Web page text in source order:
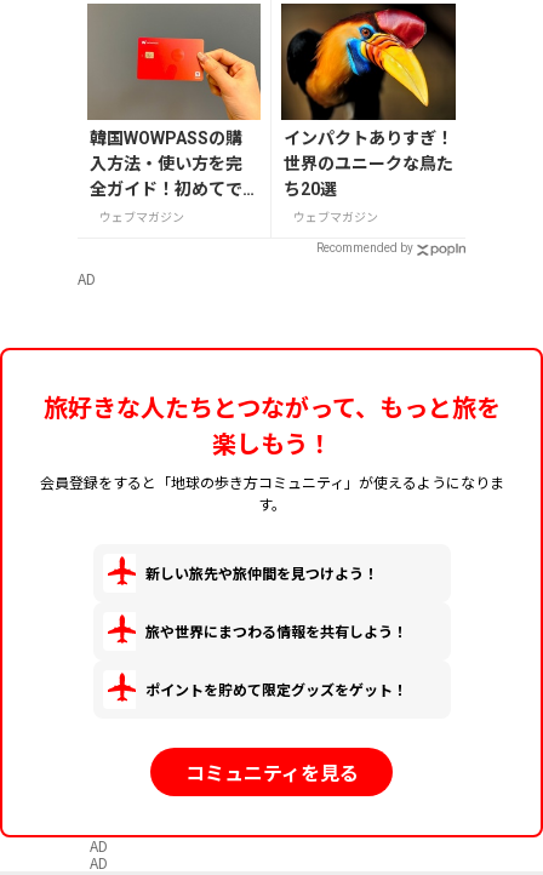
韓国WOWPASSの購
入方法・使い方を完
全ガイド！初めてで
も迷わない
ウェブマガジン
インパクトありすぎ！
世界のユニークな鳥た
ち20選
ウェブマガジン
Recommended by
AD
旅好きな人たちとつながって、もっと旅を
楽しもう！
会員登録をすると「地球の歩き方コミュニティ」が使えるようになりま
す。
新しい旅先や旅仲間を見つけよう！
旅や世界にまつわる情報を共有しよう！
ポイントを貯めて限定グッズをゲット！
コミュニティを見る
AD
AD